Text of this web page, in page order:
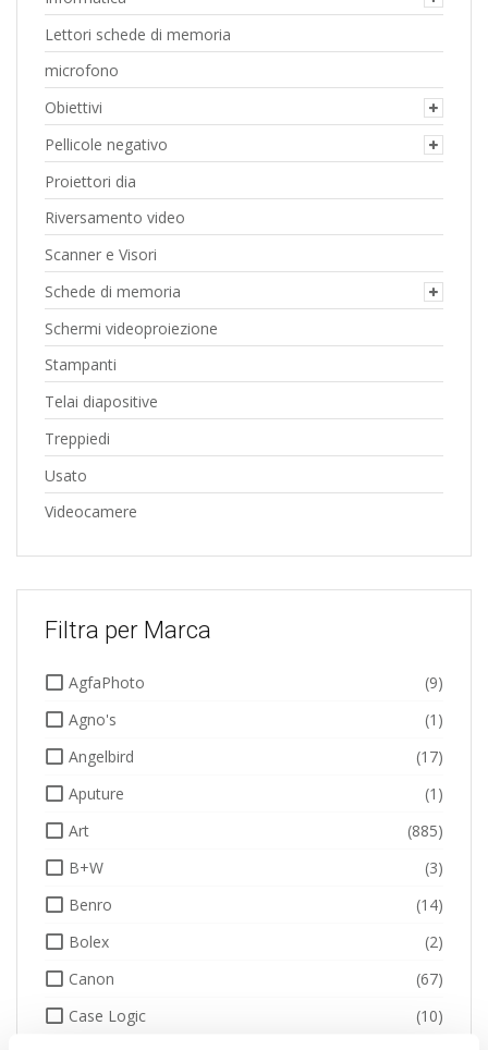
Lettori schede di memoria
microfono
Obiettivi
Pellicole negativo
Proiettori dia
Riversamento video
Scanner e Visori
Schede di memoria
Schermi videoproiezione
Stampanti
Telai diapositive
Treppiedi
Usato
Videocamere
Filtra per Marca
AgfaPhoto
(9)
Agno's
(1)
Angelbird
(17)
Aputure
(1)
Art
(885)
B+W
(3)
Benro
(14)
Bolex
(2)
Canon
(67)
Case Logic
(10)